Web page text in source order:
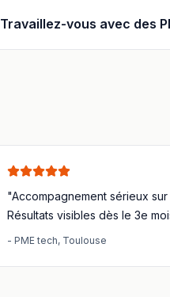
Travaillez-vous avec des
"Accompagnement sérieux sur
Résultats visibles dès le 3e
- PME tech, Toulouse